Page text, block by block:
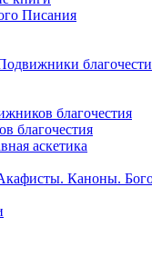
Писания
благочестия
благочестия
аскетика
Каноны.